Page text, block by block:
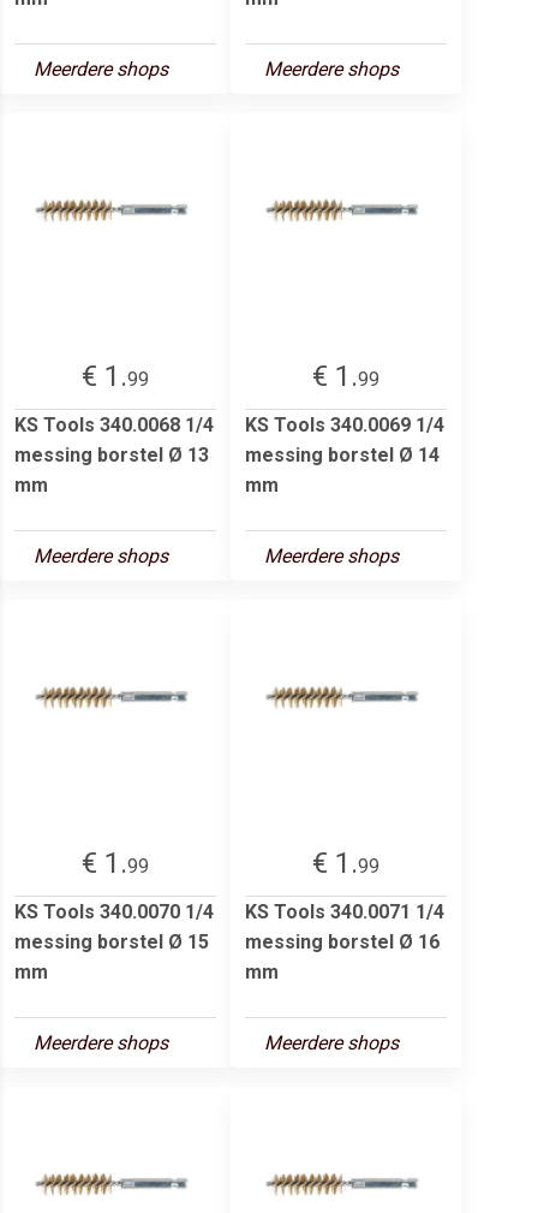
Meerdere shops Meerdere shops
€ 1.99
KS Tools 340.0068 1/4
messing borstel Ø 13
mm
Meerdere shops
€ 1.99
KS Tools 340.0069 1/4
messing borstel Ø 14
mm
Meerdere shops
€ 1.99
KS Tools 340.0070 1/4
messing borstel Ø 15
mm
Meerdere shops
€ 1.99
KS Tools 340.0071 1/4
messing borstel Ø 16
mm
Meerdere shops